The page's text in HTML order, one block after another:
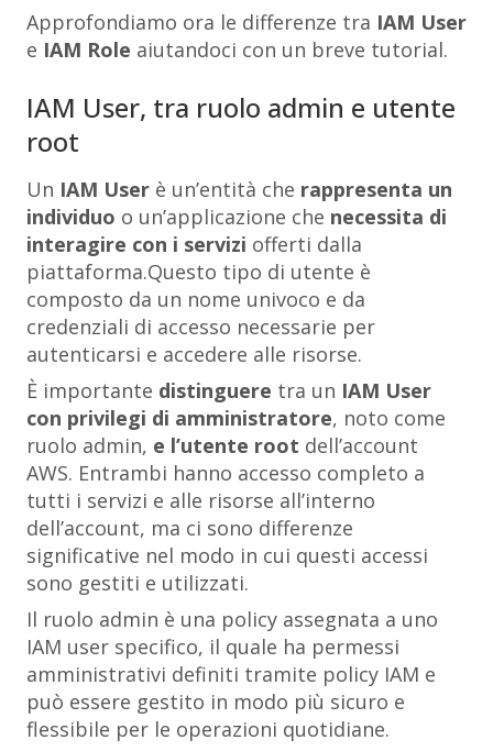
Approfondiamo ora le differenze tra IAM User
e IAM Role aiutandoci con un breve tutorial.
IAM User, tra ruolo admin e utente
root
Un IAM User è un’entità che rappresenta un
individuo o un’applicazione che necessita di
interagire con i servizi offerti dalla
piattaforma.Questo tipo di utente è
composto da un nome univoco e da
credenziali di accesso necessarie per
autenticarsi e accedere alle risorse.
È importante distinguere tra un IAM User
con privilegi di amministratore, noto come
ruolo admin, e l’utente root dell’account
AWS. Entrambi hanno accesso completo a
tutti i servizi e alle risorse all’interno
dell’account, ma ci sono differenze
significative nel modo in cui questi accessi
sono gestiti e utilizzati.
Il ruolo admin è una policy assegnata a uno
IAM user specifico, il quale ha permessi
amministrativi definiti tramite policy IAM e
può essere gestito in modo più sicuro e
flessibile per le operazioni quotidiane.